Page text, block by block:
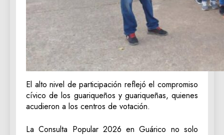
El alto nivel de participación reflejó el compromiso
cívico de los guariqueños y guariqueñas, quienes
acudieron a los centros de votación.
La Consulta Popular 2026 en Guárico no solo